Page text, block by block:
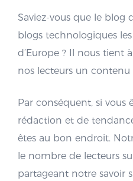
Saviez-vous que le blog
blogs technologiques
d’Europe ? Il nous tient
nos lecteurs un
Par conséquent, si vous
rédaction et de
êtes au bon endroit.
le nombre de lecteurs
partageant notre savoir